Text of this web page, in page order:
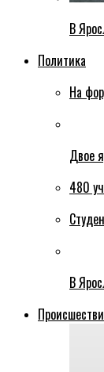
В
Политика
На
Двое
480
В